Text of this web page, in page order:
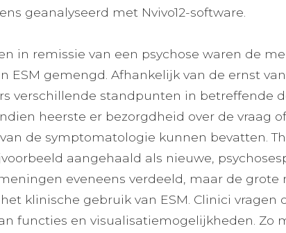
geanalyseerd met Nvivo12-software.
in remissie van een psychose waren de
ESM gemengd. Afhankelijk van de ernst
verschillende standpunten in betreffende
heerste er bezorgdheid over de vraag
de symptomatologie kunnen bevatten.
aangehaald als nieuwe,
eveneens verdeeld, maar de grote
klinische gebruik van ESM. Clinici
functies en visualisatiemogelijkheden. Zo